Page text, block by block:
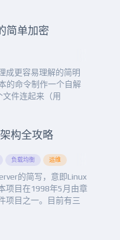
tes...
简单加密
成更容易理解的简明
的命令制作一个自解
件连起来（用
缩包，当你执行...
构全攻略
负载均衡 运维
的简写，意即Linux
项目在1998年5月由章
项目之一。目前有三